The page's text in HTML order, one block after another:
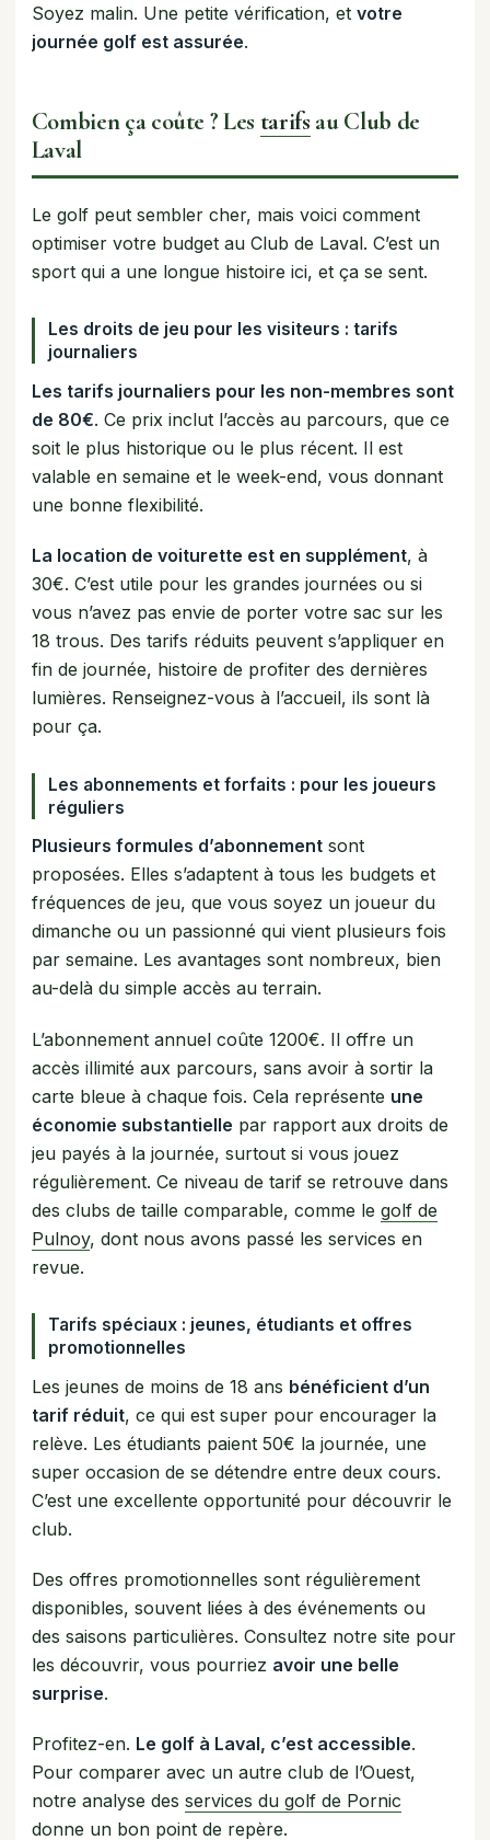
Soyez malin. Une petite vérification, et votre
journée golf est assurée.
Combien ça coûte ? Les tarifs au Club de
Laval
Le golf peut sembler cher, mais voici comment
optimiser votre budget au Club de Laval. C’est un
sport qui a une longue histoire ici, et ça se sent.
Les droits de jeu pour les visiteurs : tarifs
journaliers
Les tarifs journaliers pour les non-membres sont
de 80€. Ce prix inclut l’accès au parcours, que ce
soit le plus historique ou le plus récent. Il est
valable en semaine et le week-end, vous donnant
une bonne flexibilité.
La location de voiturette est en supplément, à
30€. C’est utile pour les grandes journées ou si
vous n’avez pas envie de porter votre sac sur les
18 trous. Des tarifs réduits peuvent s’appliquer en
fin de journée, histoire de profiter des dernières
lumières. Renseignez-vous à l’accueil, ils sont là
pour ça.
Les abonnements et forfaits : pour les joueurs
réguliers
Plusieurs formules d’abonnementsont
proposées. Elles s’adaptent à tous les budgets et
fréquences de jeu, que vous soyez un joueur du
dimanche ou un passionné qui vient plusieurs fois
par semaine. Les avantages sont nombreux, bien
au-delà du simple accès au terrain.
L’abonnement annuel coûte 1200€. Il offre un
accès illimité aux parcours, sans avoir à sortir la
carte bleue à chaque fois. Cela représente une
économie substantielle par rapport aux droits de
jeu payés à la journée, surtout si vous jouez
régulièrement. Ce niveau de tarif se retrouve dans
des clubs de taille comparable, comme le golf de
Pulnoy, dont nous avons passé les services en
revue.
Tarifs spéciaux : jeunes, étudiants et offres
promotionnelles
Les jeunes de moins de 18 ans bénéficient d’un
tarif réduit, ce qui est super pour encourager la
relève. Les étudiants paient 50€ la journée, une
super occasion de se détendre entre deux cours.
C’est une excellente opportunité pour découvrir le
club.
Des offres promotionnelles sont régulièrement
disponibles, souvent liées à des événements ou
des saisons particulières. Consultez notre site pour
les découvrir, vous pourriez avoir une belle
surprise.
Profitez-en. Le golf à Laval, c’est accessible.
Pour comparer avec un autre club de l’Ouest,
notre analyse des services du golf de Pornic
donne un bon point de repère.